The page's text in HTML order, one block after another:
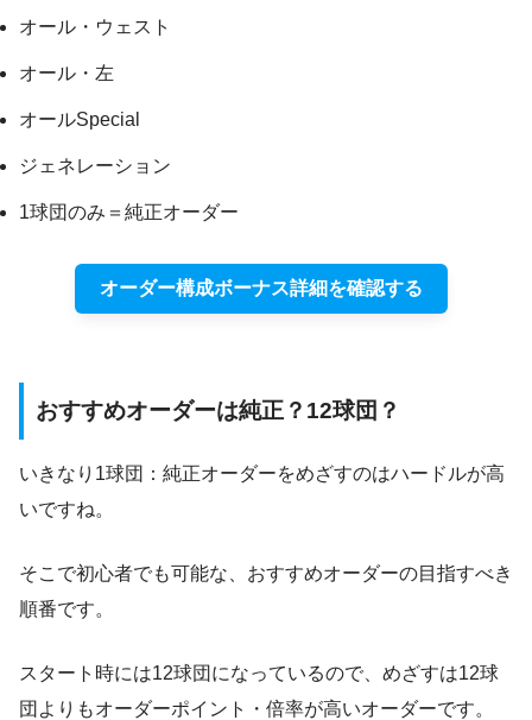
オール・ウェスト
オール・左
オールSpecial
ジェネレーション
1球団のみ＝純正オーダー
オーダー構成ボーナス詳細を確認する
おすすめオーダーは純正？12球団？
いきなり1球団：純正オーダーをめざすのはハードルが高
いですね。
そこで初心者でも可能な、おすすめオーダーの目指すべき
順番です。
スタート時には12球団になっているので、めざすは12球
団よりもオーダーポイント・倍率が高いオーダーです。